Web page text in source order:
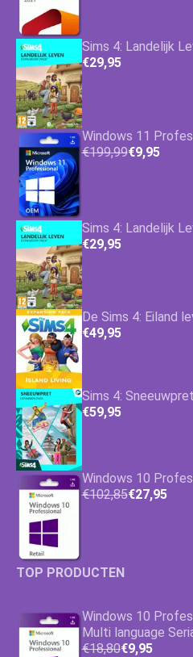
Sims 4: Landelijk
€29,95
Windows 11
€199,99€9,95
Sims 4: Landelijk
€29,95
De Sims 4: Eiland
€49,95
Sims 4: Sneeuwpret
€59,95
Windows 10
€102,85€27,95
TOP PRODUCTEN
Windows 10
Multi language
€18,80€9,95